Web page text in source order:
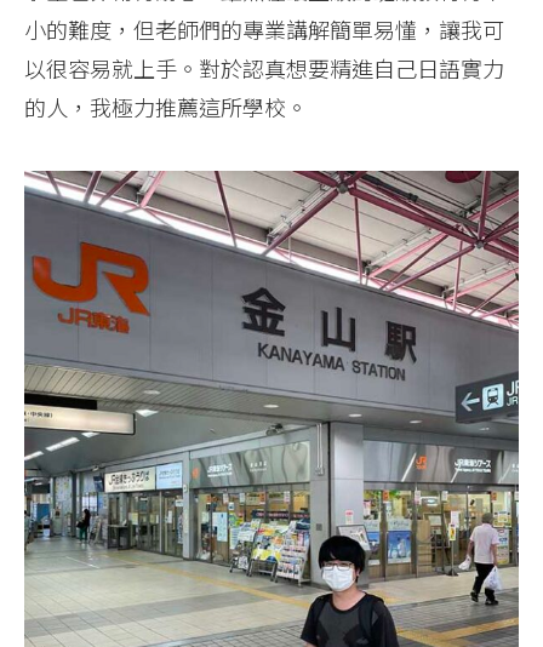
小的難度，但老師們的專業講解簡單易懂，讓我可
以很容易就上手。對於認真想要精進自己日語實力
的人，我極力推薦這所學校。